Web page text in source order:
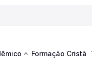
Formação Cristã